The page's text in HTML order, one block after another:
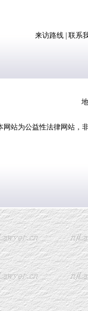
来访路线 联系
网站为公益性法律网站，